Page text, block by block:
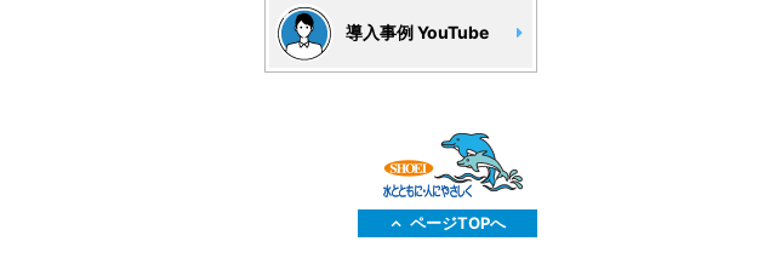
導入事例 YouTube
ページTOPへ